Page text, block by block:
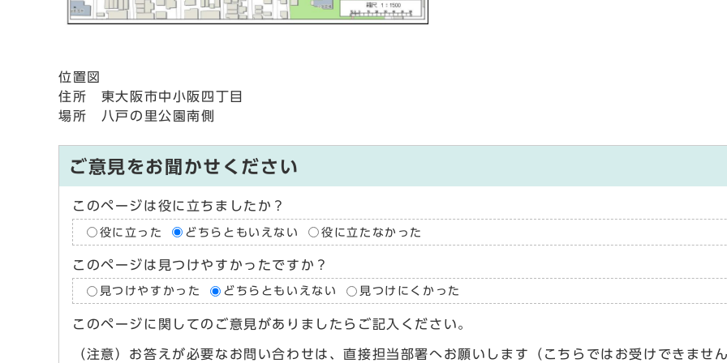
位置図
住所 東大阪市中小阪四丁目
場所 八戸の里公園南側
ご意見をお聞かせください
このページは役に立ちましたか？
役に立った どちらともいえない 役に立たなかった
このページは見つけやすかったですか？
見つけやすかった どちらともいえない 見つけにくかった
このページに関してのご意見がありましたらご記入ください。
（注意）お答えが必要なお問い合わせは、直接担当部署へお願いします（こちらではお受けできませ